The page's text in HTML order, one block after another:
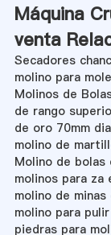
Máquina
venta
Secadores
molino para
Molinos de
de rango
de oro 70mm dia
molino de
Molino de bolas
molinos para za
molino de
molino para
piedras para